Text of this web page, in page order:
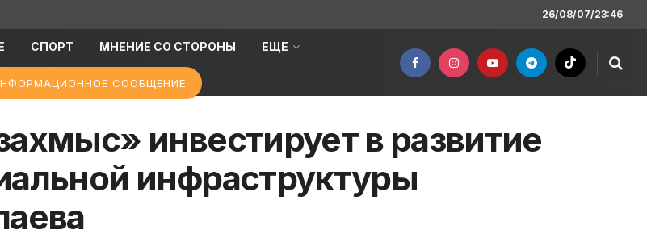
26/08/07/23:46
СПОРТ МНЕНИЕ СО СТОРОНЫ ЕЩЕ
СООБЩЕНИЕ
инвестирует в развитие
инфраструктуры